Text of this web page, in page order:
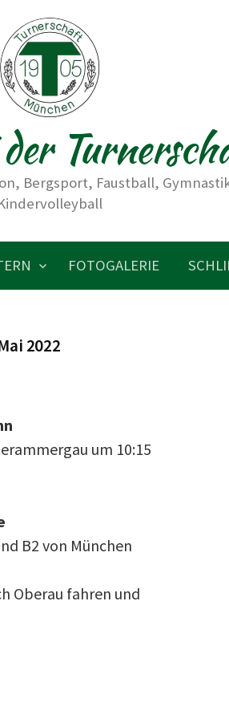
Bergsport, Faustball,
FOTOGALERIE
2022
um 10:15
B2 von München
Oberau fahren und